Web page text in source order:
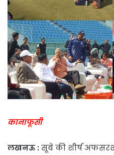
कानाफूसी
लखनऊ : सूबे की शीर्ष